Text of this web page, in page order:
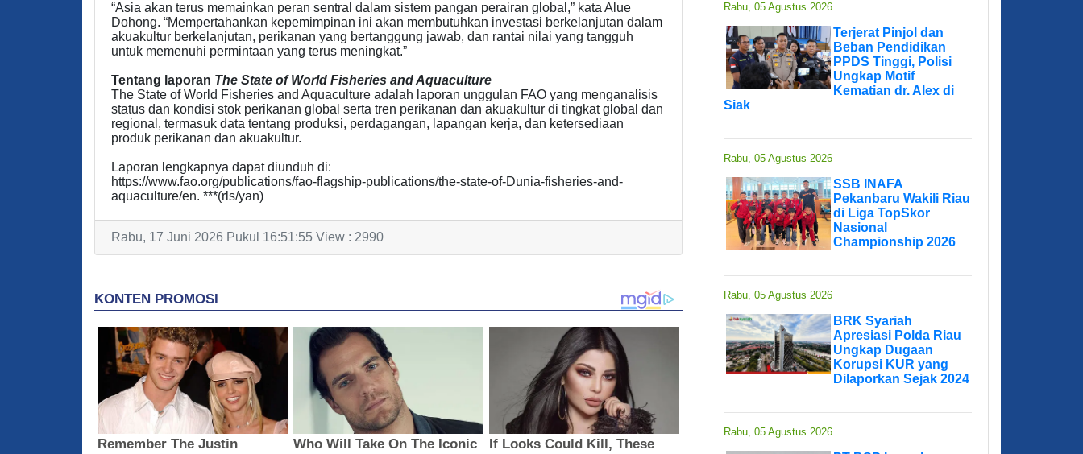
“Asia akan terus memainkan peran sentral dalam sistem pangan perairan global,” kata Alue
Dohong. “Mempertahankan kepemimpinan ini akan membutuhkan investasi berkelanjutan dalam
akuakultur berkelanjutan, perikanan yang bertanggung jawab, dan rantai nilai yang tangguh
untuk memenuhi permintaan yang terus meningkat.”
Tentang laporan The State of World Fisheries and Aquaculture
The State of World Fisheries and Aquaculture adalah laporan unggulan FAO yang menganalisis
status dan kondisi stok perikanan global serta tren perikanan dan akuakultur di tingkat global dan
regional, termasuk data tentang produksi, perdagangan, lapangan kerja, dan ketersediaan
produk perikanan dan akuakultur.
Laporan lengkapnya dapat diunduh di:
https://www.fao.org/publications/fao-flagship-publications/the-state-of-Dunia-fisheries-and-
aquaculture/en. ***(rls/yan)
Rabu, 17 Juni 2026 Pukul 16:51:55 View : 2990
Rabu, 05 Agustus 2026
Terjerat Pinjol dan
Beban Pendidikan
PPDS Tinggi, Polisi
Ungkap Motif
Kematian dr. Alex di
Siak
Rabu, 05 Agustus 2026
SSB INAFA
Pekanbaru Wakili Riau
di Liga TopSkor
Nasional
Championship 2026
Rabu, 05 Agustus 2026
BRK Syariah
Apresiasi Polda Riau
Ungkap Dugaan
Korupsi KUR yang
Dilaporkan Sejak 2024
Rabu, 05 Agustus 2026